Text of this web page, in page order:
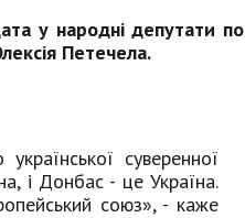
у народні депутати по
Петечела.
суверенної
і Донбас - це Україна.
союз», - каже